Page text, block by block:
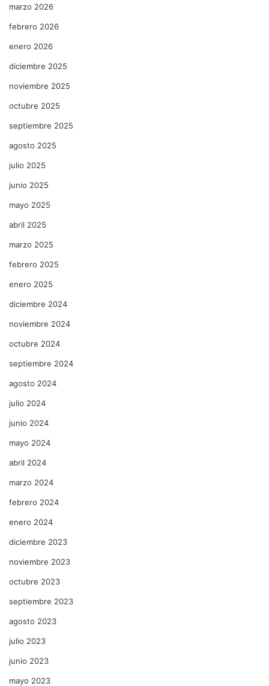
marzo 2026
febrero 2026
enero 2026
diciembre 2025
noviembre 2025
octubre 2025
septiembre 2025
agosto 2025
julio 2025
junio 2025
mayo 2025
abril 2025
marzo 2025
febrero 2025
enero 2025
diciembre 2024
noviembre 2024
octubre 2024
septiembre 2024
agosto 2024
julio 2024
junio 2024
mayo 2024
abril 2024
marzo 2024
febrero 2024
enero 2024
diciembre 2023
noviembre 2023
octubre 2023
septiembre 2023
agosto 2023
julio 2023
junio 2023
mayo 2023